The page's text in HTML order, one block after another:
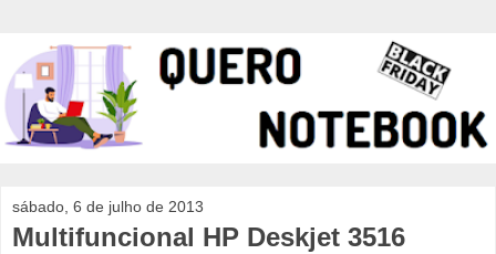
sábado, 6 de julho de 2013
Multifuncional HP Deskjet 3516